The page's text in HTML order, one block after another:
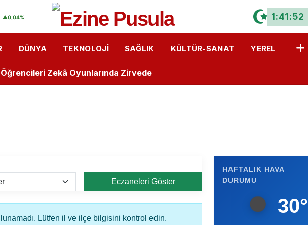
▲0,04% 1:41:52
DÜNYA TEKNOLOJI SAĞLIK KÜLTÜR-SANAT YEREL
Ankara gezisinde
Öğrenciler Lazer Teknolojisini Yakından Tanıdı
Büyük Başarı: İlk Kitaplarını Okurlarıyla Buluşturdular
Zekâ Oyunlarında Zirvede
"Sağlıklı Duruş" Eğitimi Verildi
OSB MYO’da “Çok Gezen mi Bilir, Çok Okuyan mı Bilir?” Münazarası
Eczaneleri Göster
Lütfen il ve ilçe bilgisini kontrol edin.
HAFTALIK HAVA
DURUMU
30°